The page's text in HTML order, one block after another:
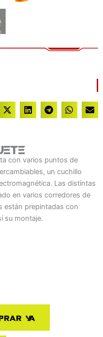
con varios puntos de
un cuchillo
Las distintas
en varios corredores de
están prepintadas con
su montaje.
ya